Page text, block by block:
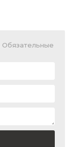
Обязательные